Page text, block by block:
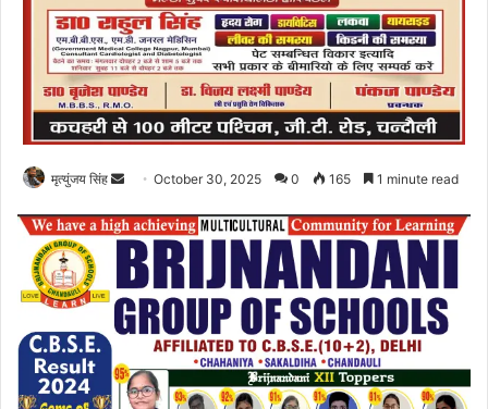
मृत्युंजय सिंह
Send
email
October 30, 2025 0 165 1 minute read